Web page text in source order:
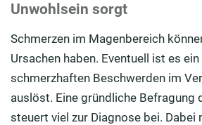
Unwohlsein sorgt
Schmerzen im Magenbereich
Ursachen haben. Eventuell ist es
schmerzhaften Beschwerden im
auslöst. Eine gründliche Befragung
steuert viel zur Diagnose bei. Dabei